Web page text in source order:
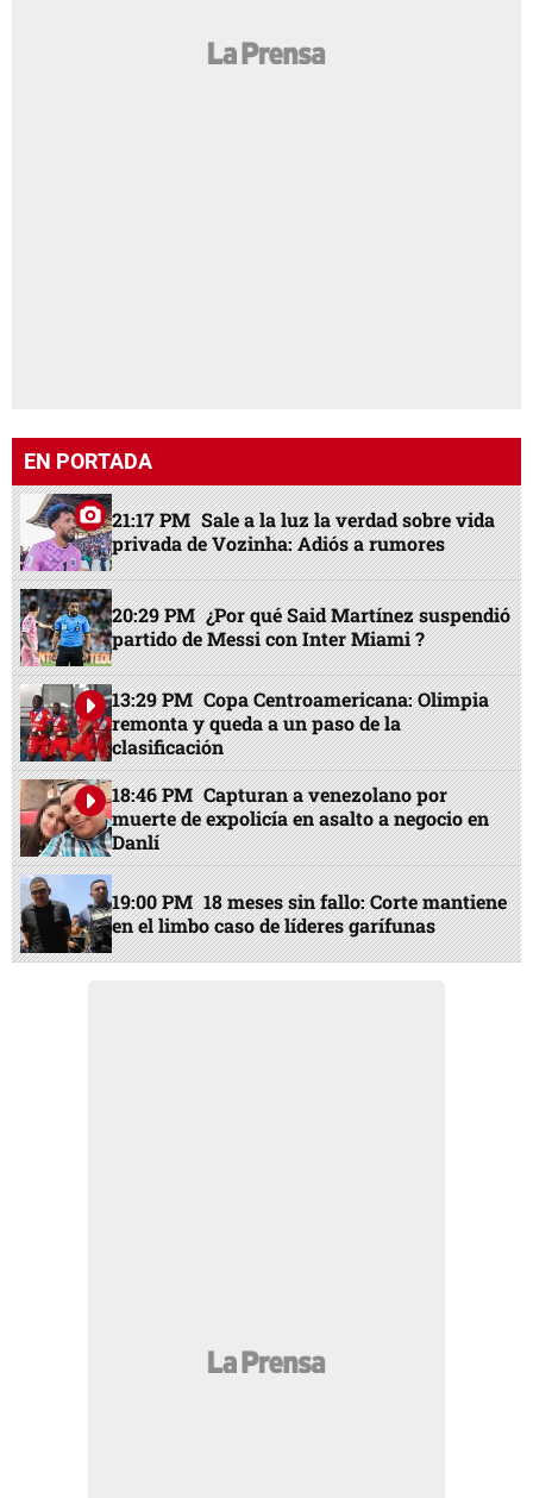
EN PORTADA
21:17 PM Sale a la luz la verdad sobre vida
privada de Vozinha: Adiós a rumores
20:29 PM ¿Por qué Said Martínez suspendió
partido de Messi con Inter Miami ?
13:29 PM Copa Centroamericana: Olimpia
remonta y queda a un paso de la
clasificación
18:46 PM Capturan a venezolano por
muerte de expolicía en asalto a negocio en
Danlí
19:00 PM 18 meses sin fallo: Corte mantiene
en el limbo caso de líderes garífunas